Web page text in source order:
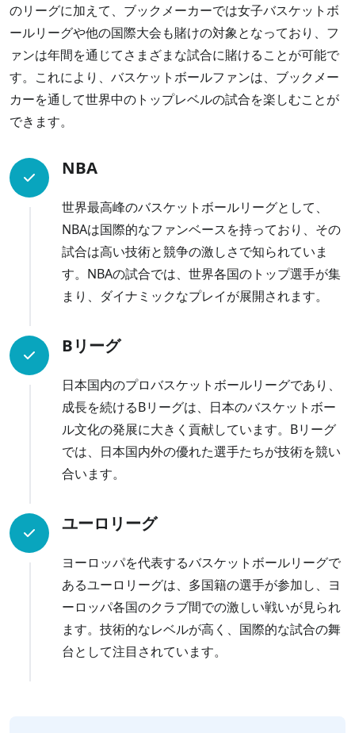
のリーグに加えて、ブックメーカーでは女子バスケットボ
ールリーグや他の国際大会も賭けの対象となっており、フ
ァンは年間を通じてさまざまな試合に賭けることが可能で
す。これにより、バスケットボールファンは、ブックメー
カーを通して世界中のトップレベルの試合を楽しむことが
できます。
NBA
世界最高峰のバスケットボールリーグとして、
NBAは国際的なファンベースを持っており、その
試合は高い技術と競争の激しさで知られていま
す。NBAの試合では、世界各国のトップ選手が集
まり、ダイナミックなプレイが展開されます。
Bリーグ
日本国内のプロバスケットボールリーグであり、
成長を続けるBリーグは、日本のバスケットボー
ル文化の発展に大きく貢献しています。Bリーグ
では、日本国内外の優れた選手たちが技術を競い
合います。
ユーロリーグ
ヨーロッパを代表するバスケットボールリーグで
あるユーロリーグは、多国籍の選手が参加し、ヨ
ーロッパ各国のクラブ間での激しい戦いが見られ
ます。技術的なレベルが高く、国際的な試合の舞
台として注目されています。